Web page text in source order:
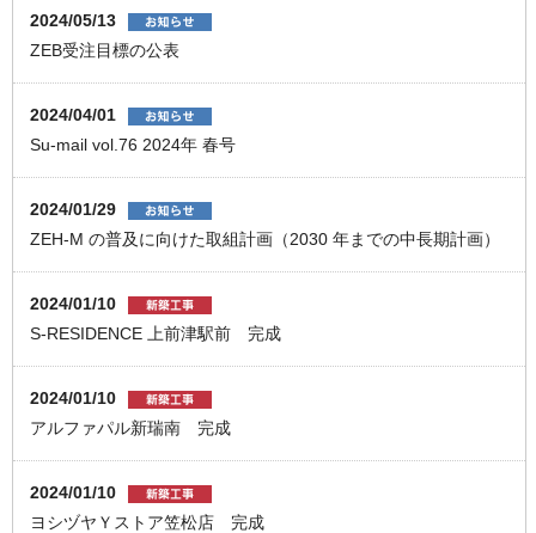
2024/05/13
ZEB受注目標の公表
2024/04/01
Su-mail vol.76 2024年 春号
2024/01/29
ZEH-M の普及に向けた取組計画（2030 年までの中⻑期計画）
2024/01/10
S-RESIDENCE 上前津駅前 完成
2024/01/10
アルファパル新瑞南 完成
2024/01/10
ヨシヅヤＹストア笠松店 完成